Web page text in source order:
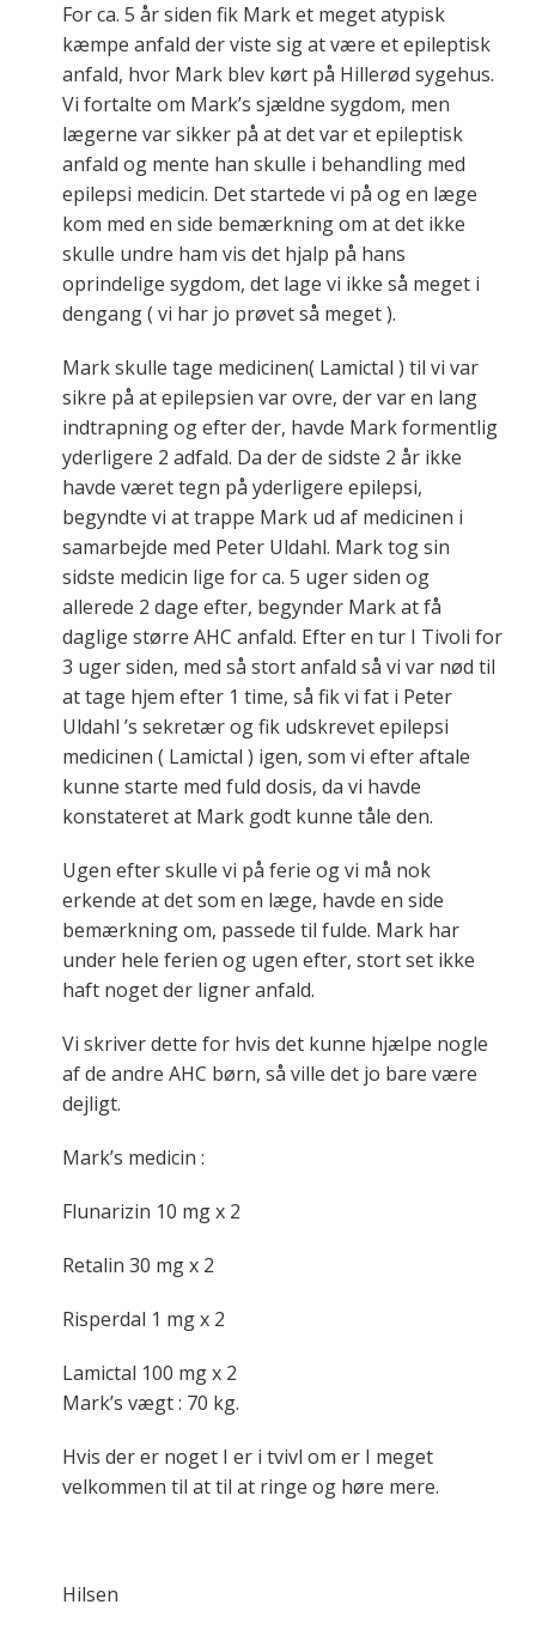
For ca. 5 år siden fik Mark et meget atypisk
kæmpe anfald der viste sig at være et epileptisk
anfald, hvor Mark blev kørt på Hillerød sygehus.
Vi fortalte om Mark’s sjældne sygdom, men
lægerne var sikker på at det var et epileptisk
anfald og mente han skulle i behandling med
epilepsi medicin. Det startede vi på og en læge
kom med en side bemærkning om at det ikke
skulle undre ham vis det hjalp på hans
oprindelige sygdom, det lage vi ikke så meget i
dengang ( vi har jo prøvet så meget ).
Mark skulle tage medicinen( Lamictal ) til vi var
sikre på at epilepsien var ovre, der var en lang
indtrapning og efter der, havde Mark formentlig
yderligere 2 adfald. Da der de sidste 2 år ikke
havde været tegn på yderligere epilepsi,
begyndte vi at trappe Mark ud af medicinen i
samarbejde med Peter Uldahl. Mark tog sin
sidste medicin lige for ca. 5 uger siden og
allerede 2 dage efter, begynder Mark at få
daglige større AHC anfald. Efter en tur I Tivoli for
3 uger siden, med så stort anfald så vi var nød til
at tage hjem efter 1 time, så fik vi fat i Peter
Uldahl ’s sekretær og fik udskrevet epilepsi
medicinen ( Lamictal ) igen, som vi efter aftale
kunne starte med fuld dosis, da vi havde
konstateret at Mark godt kunne tåle den.
Ugen efter skulle vi på ferie og vi må nok
erkende at det som en læge, havde en side
bemærkning om, passede til fulde. Mark har
under hele ferien og ugen efter, stort set ikke
haft noget der ligner anfald.
Vi skriver dette for hvis det kunne hjælpe nogle
af de andre AHC børn, så ville det jo bare være
dejligt.
Mark’s medicin :
Flunarizin 10 mg x 2
Retalin 30 mg x 2
Risperdal 1 mg x 2
Lamictal 100 mg x 2
Mark’s vægt : 70 kg.
Hvis der er noget I er i tvivl om er I meget
velkommen til at til at ringe og høre mere.
Hilsen